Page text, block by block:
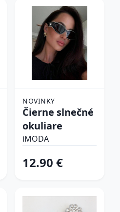
NOVINKY
Čierne slnečné
okuliare
iMODA
12.90 €